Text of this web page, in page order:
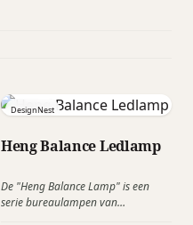
DesignNest
Heng Balance Ledlamp
De "Heng Balance Lamp" is een
serie bureaulampen van